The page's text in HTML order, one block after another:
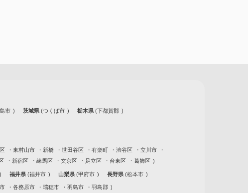
市 茨城県 つくば市 栃木県 下都賀郡
東村山市 新橋 世田谷区 有楽町 渋谷区
立川市
新宿区 練馬区 文京区 足立区 台東区 葛飾区
福井県 福井市 山梨県 甲府市 長野県 松本市
各務原市 瑞穂市 羽島市 羽島郡